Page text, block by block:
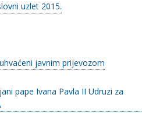
uzlet 2015.
javnim prijevozom
pape Ivana Pavla II Udruzi za